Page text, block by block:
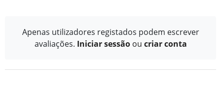
Apenas utilizadores registados podem escrever
avaliações. Iniciar sessão ou criar conta